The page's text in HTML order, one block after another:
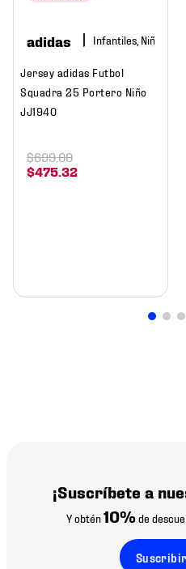
adidas Infantiles, Niño
Jersey adidas Futbol
Squadra 25 Portero Niño
JJ1940
$475.32
$699.00
¡Suscríbete a
Y obtén10% de